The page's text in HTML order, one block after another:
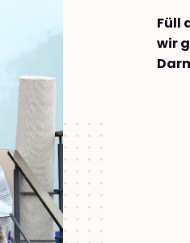
Füll
wir